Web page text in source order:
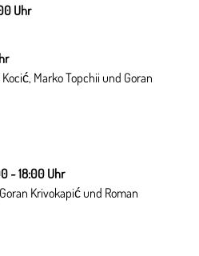
Uhr
Marko Topchii und Goran
- 18:00 Uhr
Krivokapić und Roman